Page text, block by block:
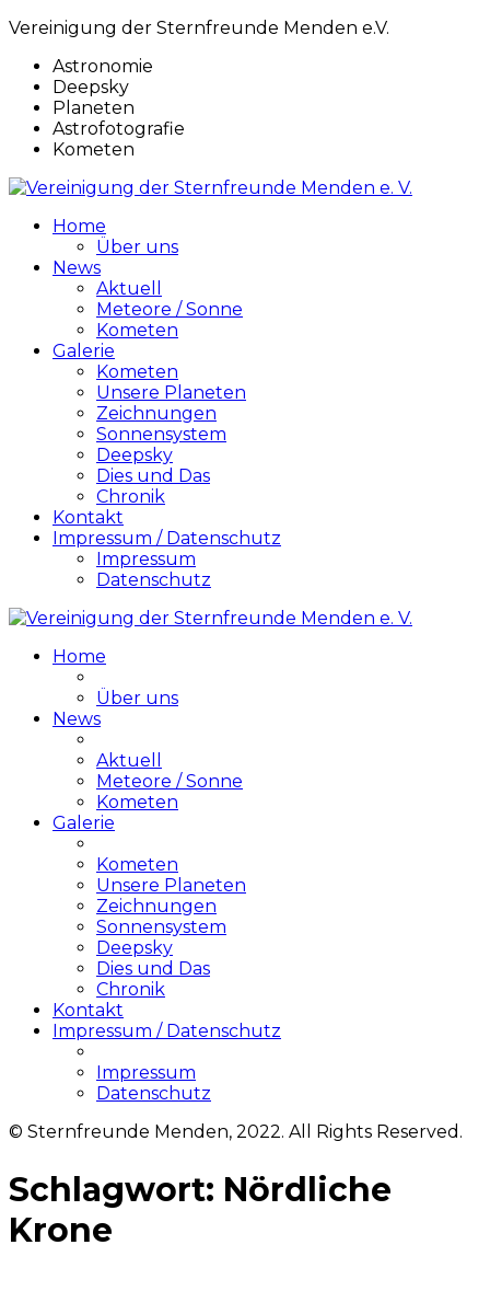
Vereinigung der Sternfreunde Menden e.V.
Astronomie
Deepsky
Planeten
Astrofotografie
Kometen
Home
Über uns
News
Aktuell
Meteore / Sonne
Kometen
Galerie
Kometen
Unsere Planeten
Zeichnungen
Sonnensystem
Deepsky
Dies und Das
Chronik
Kontakt
Impressum / Datenschutz
Impressum
Datenschutz
Home
Über uns
News
Aktuell
Meteore / Sonne
Kometen
Galerie
Kometen
Unsere Planeten
Zeichnungen
Sonnensystem
Deepsky
Dies und Das
Chronik
Kontakt
Impressum / Datenschutz
Impressum
Datenschutz
© Sternfreunde Menden, 2022. All Rights Reserved.
Schlagwort: Nördliche
Krone